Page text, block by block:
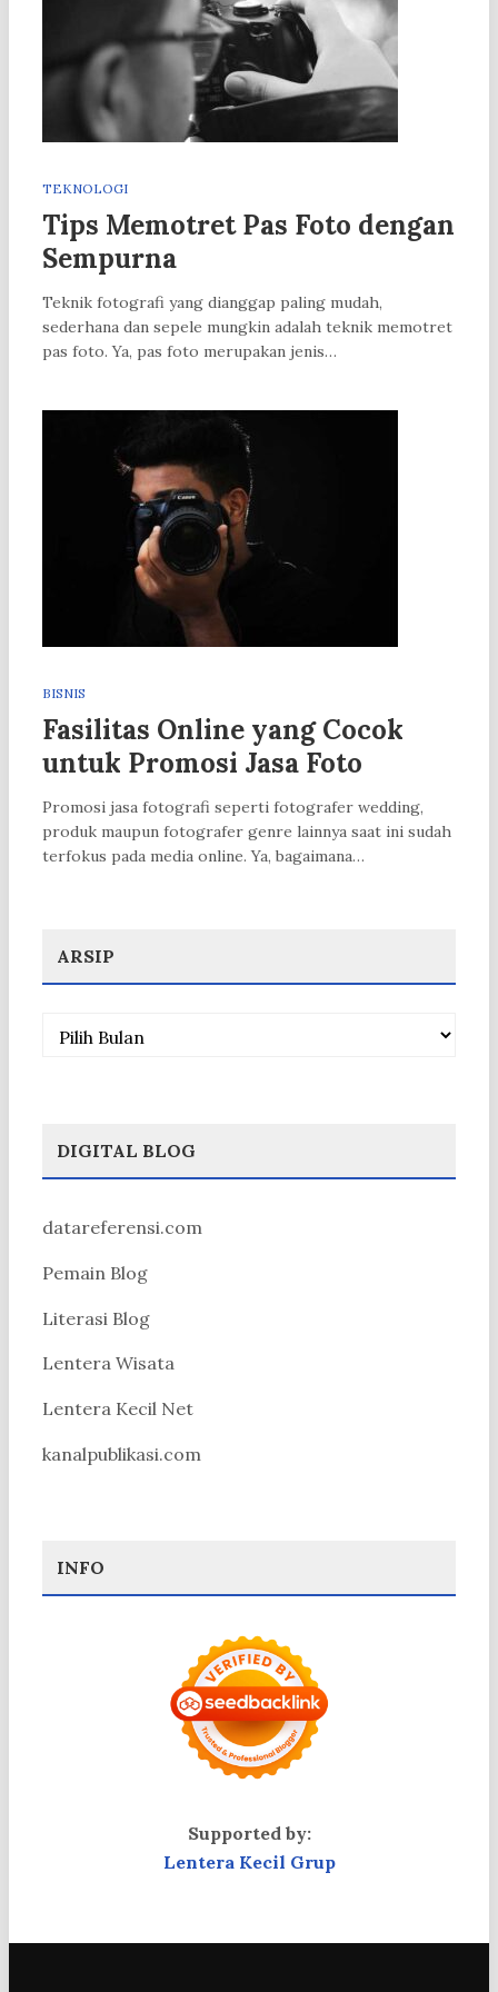
TEKNOLOGI
Tips Memotret Pas Foto dengan
Sempurna
Teknik fotografi yang dianggap paling mudah,
sederhana dan sepele mungkin adalah teknik memotret
pas foto. Ya, pas foto merupakan jenis…
BISNIS
Fasilitas Online yang Cocok
untuk Promosi Jasa Foto
Promosi jasa fotografi seperti fotografer wedding,
produk maupun fotografer genre lainnya saat ini sudah
terfokus pada media online. Ya, bagaimana…
ARSIP
Arsip
DIGITAL BLOG
datareferensi.com
Pemain Blog
Literasi Blog
Lentera Wisata
Lentera Kecil Net
kanalpublikasi.com
INFO
Supported by:
Lentera Kecil Grup